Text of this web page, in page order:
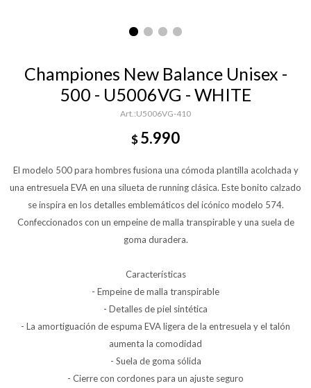
Championes New Balance Unisex -
500 - U5006VG - WHITE
U5006VG-410
$5.990
El modelo 500 para hombres fusiona una cómoda plantilla acolchada y
una entresuela EVA en una silueta de running clásica. Este bonito calzado
se inspira en los detalles emblemáticos del icónico modelo 574.
Confeccionados con un empeine de malla transpirable y una suela de
goma duradera.
Características
- Empeine de malla transpirable
- Detalles de piel sintética
- La amortiguación de espuma EVA ligera de la entresuela y el talón
aumenta la comodidad
- Suela de goma sólida
- Cierre con cordones para un ajuste seguro